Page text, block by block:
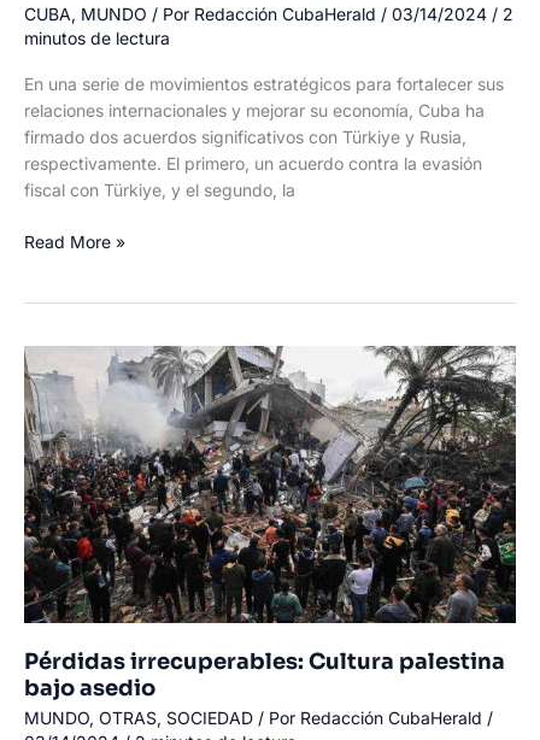
CUBA, MUNDO / Por Redacción CubaHerald / 03/14/2024 / 2
minutos de lectura
En una serie de movimientos estratégicos para fortalecer sus
relaciones internacionales y mejorar su economía, Cuba ha
firmado dos acuerdos significativos con Türkiye y Rusia,
respectivamente. El primero, un acuerdo contra la evasión
fiscal con Türkiye, y el segundo, la
Fortaleciendo
Türkiye
Unen
Fuerzas
en
Acuerdo
Fiscal
y
Turismo
Read More »
Pérdidas irrecuperables: Cultura palestina
bajo asedio
MUNDO, OTRAS, SOCIEDAD / Por Redacción CubaHerald /